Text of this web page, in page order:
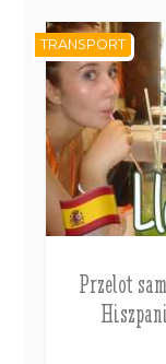
Przelot
TRANSPORT